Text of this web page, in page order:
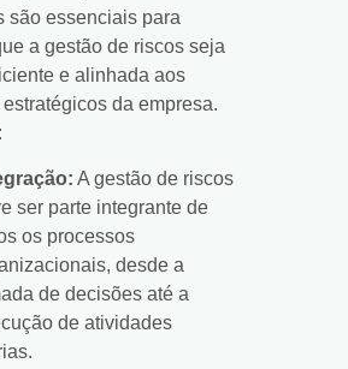
são essenciais para
a gestão de riscos seja
e alinhada aos
da empresa.
A gestão de riscos
ser parte integrante de
os processos
desde a
de decisões até a
de atividades